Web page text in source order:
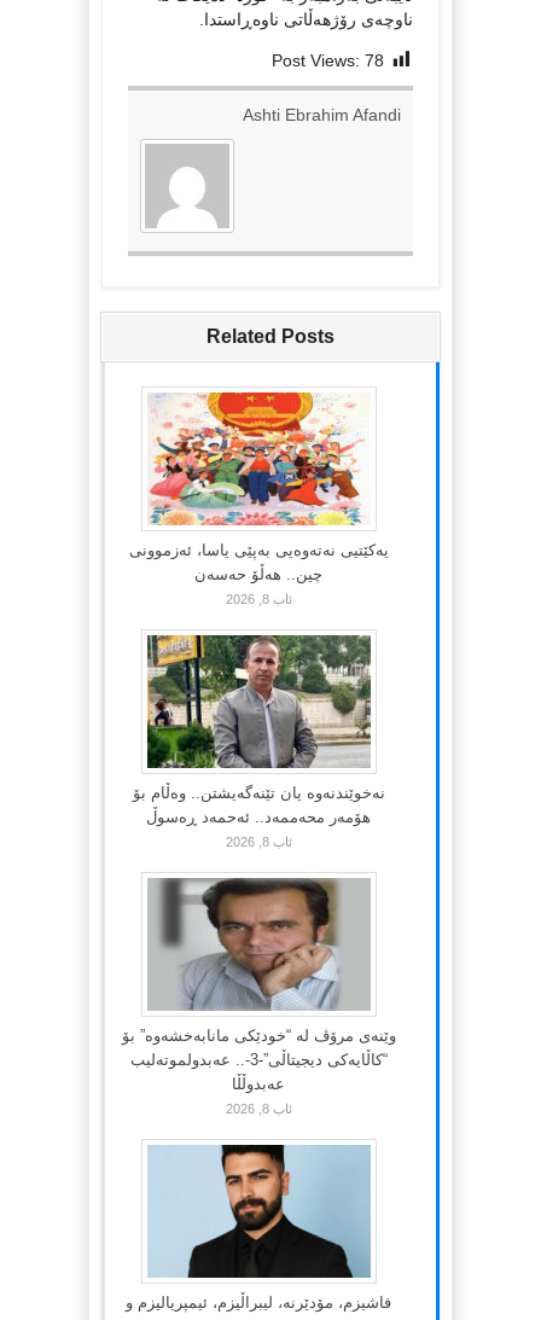
ناوچەی رۆژهەڵاتی ناوەڕاستدا.
Post Views: 78
Ashti Ebrahim Afandi
Related Posts
یەکێتیی نەتەوەیی بەپێی یاسا، ئەزموونی
چین.. هەڵۆ حەسەن
ئاب 8, 2026
نەخوێندنەوە یان تێنەگەیشتن.. وەڵام بۆ
هۆمەر محەممەد.. ئەحمەد ڕەسوڵ
ئاب 8, 2026
وێنەی مرۆڤ لە “خودێکی مانابەخشەوە” بۆ
“کاڵایەکی دیجیتاڵی”-3-.. عەبدولموتەلیب
عەبدوڵڵا
ئاب 8, 2026
فاشیزم، مۆدێرنە، لیبراڵیزم، ئیمپریالیزم و